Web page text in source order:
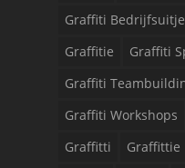
Graffiti Bedrijfsuitje
Graffitie
Graffiti
Graffiti
Graffiti Workshops
Graffitti
Graffittie